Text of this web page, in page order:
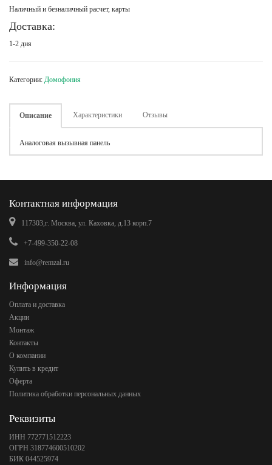
Наличный и безналичный расчет, карты
Доставка:
1-2 дня
Категории: Домофония
Описание Характеристики Отзывы
Аналоговая вызывная панель
Контактная информация
117303,г. Москва, ул. Каховка, д.13 корп.7
+7-499-350-22-08
info@remzal.ru
Информация
Оплата и доставка
Акции
Монтаж
Контакты
О компании
Купить в кредит
Оферта
Политика обработки персональных данных
Реквизиты
ИНН 772771512223
ОГРН 318774600510202
БИК 044525974